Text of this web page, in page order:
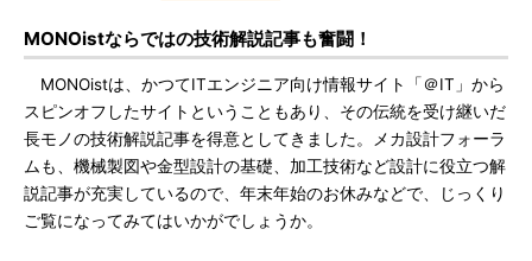
MONOistならではの技術解説記事も奮闘！
MONOistは、かつてITエンジニア向け情報サイト「＠IT」から
スピンオフしたサイトということもあり、その伝統を受け継いだ
長モノの技術解説記事を得意としてきました。メカ設計フォーラ
ムも、機械製図や金型設計の基礎、加工技術など設計に役立つ解
説記事が充実しているので、年末年始のお休みなどで、じっくり
ご覧になってみてはいかがでしょうか。